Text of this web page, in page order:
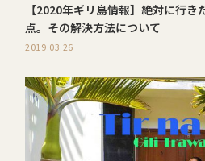
【2020年ギリ島情報】絶対に行
点。その解決方法について
2019.03.26